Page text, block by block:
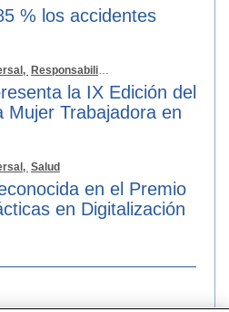
% los accidentes
Responsabilidad Social
la IX Edición del
Mujer Trabajadora en
Salud
en el Premio
en Digitalización